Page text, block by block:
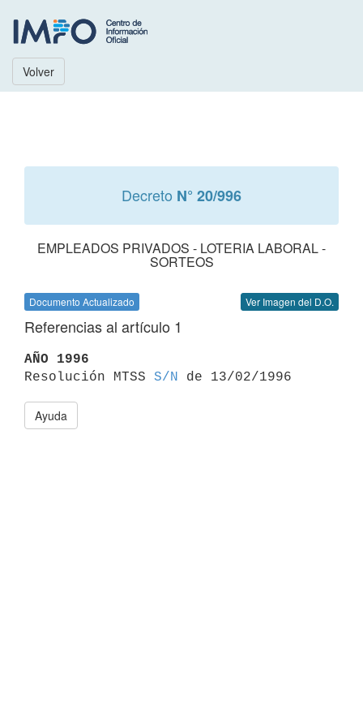
Volver
Decreto N° 20/996
EMPLEADOS PRIVADOS - LOTERIA LABORAL -
SORTEOS
Documento Actualizado Ver Imagen del D.O.
Referencias al artículo 1
AÑO 1996
Resolución MTSS S/N
Ayuda